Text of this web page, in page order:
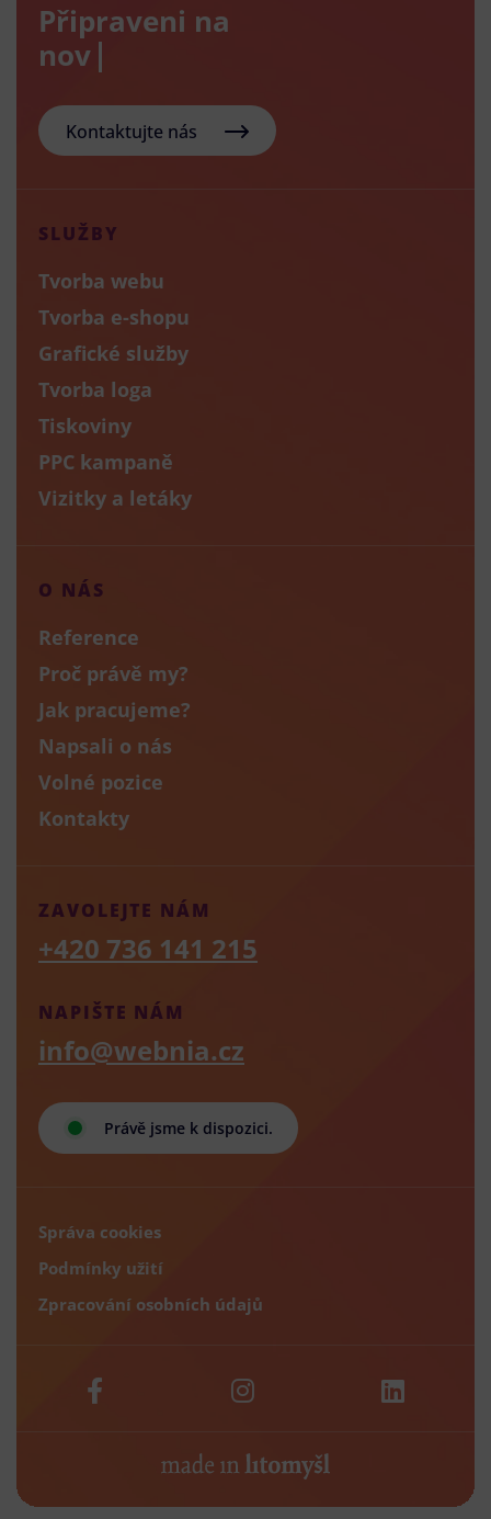
Připraveni na
nový e-sh
Kontaktujte nás
SLUŽBY
Tvorba webu
Tvorba e-shopu
Grafické služby
Tvorba loga
Tiskoviny
PPC kampaně
Vizitky a letáky
O NÁS
Reference
Proč právě my?
Jak pracujeme?
Napsali o nás
Volné pozice
Kontakty
Právě jsme k dispozici.
NAPIŠTE NÁM
info@webnia.cz
ZAVOLEJTE NÁM
+420 736 141 215
Správa cookies
Podmínky užití
Zpracování osobních údajů